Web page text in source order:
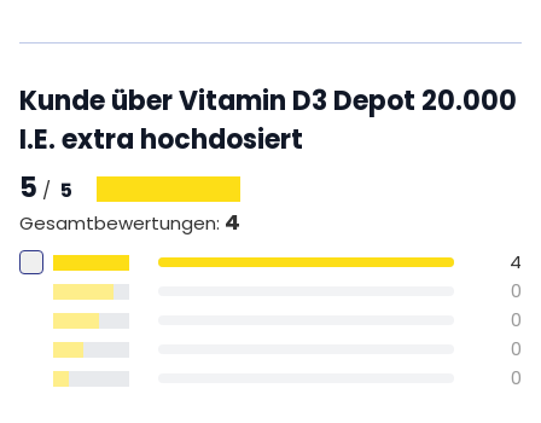
Kunde über Vitamin D3 Depot 20.000
I.E. extra hochdosiert
5 / 5
Gesamtbewertungen: 4
4
0
0
0
0